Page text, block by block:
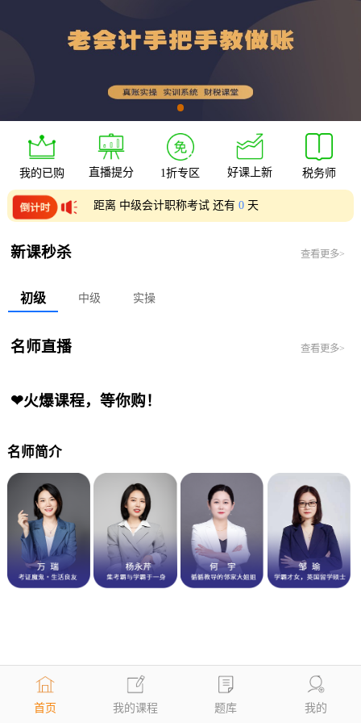
首页 我的课程 题库 我的
我的已购 直播提分 1折专区 好课上新 税务师
距离 中级会计职称考试 还有0 天
新课秒杀 查看更多>
初级 中级 实操
名师直播 查看更多>
❤火爆课程，等你购！
名师简介